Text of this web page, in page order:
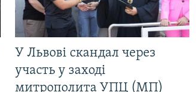
У Львові скандал через
участь у заході
митрополита УПЦ (МП)